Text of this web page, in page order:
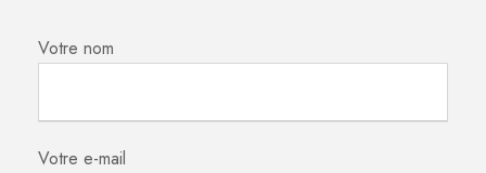
Votre nom
Votre e-mail